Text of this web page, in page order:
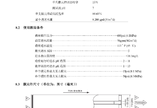
→ 公司新闻
→ 常见问题